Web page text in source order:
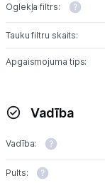
Oglekļa filtrs:
Tauku filtru skaits:
Apgaismojuma tips:
Vadība
Vadība:
Pults: